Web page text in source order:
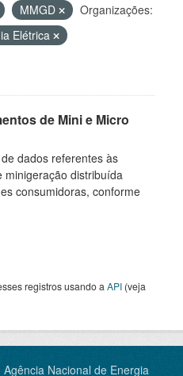
MMGD
Organizações:
Elétrica
de Mini e Micro
dados referentes às
minigeração distribuída
consumidoras, conforme
registros usando a API (veja
Nacional de Energia